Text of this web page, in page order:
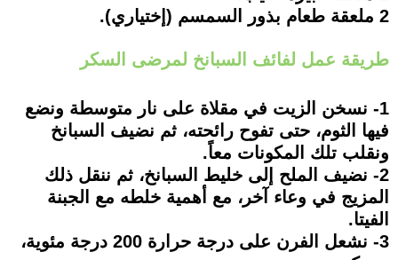
2 ملعقة طعام بذور السمسم (إختياري).
طريقة عمل لفائف السبانخ لمرضى السكر
1- نسخن الزيت في مقلاة على نار متوسطة ونضع
فيها الثوم، حتى تفوح رائحته، ثم نضيف السبانخ
ونقلب تلك المكونات معاً.
2- نضيف الملح إلى خليط السبانخ، ثم ننقل ذلك
المزيج في وعاء آخر، مع أهمية خلطه مع الجبنة
الفيتا.
3- نشعل الفرن على درجة حرارة 200 درجة مئوية،